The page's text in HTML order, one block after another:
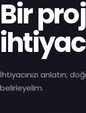
Bir
İhtiyacınızı anlatın;
belirleyelim.